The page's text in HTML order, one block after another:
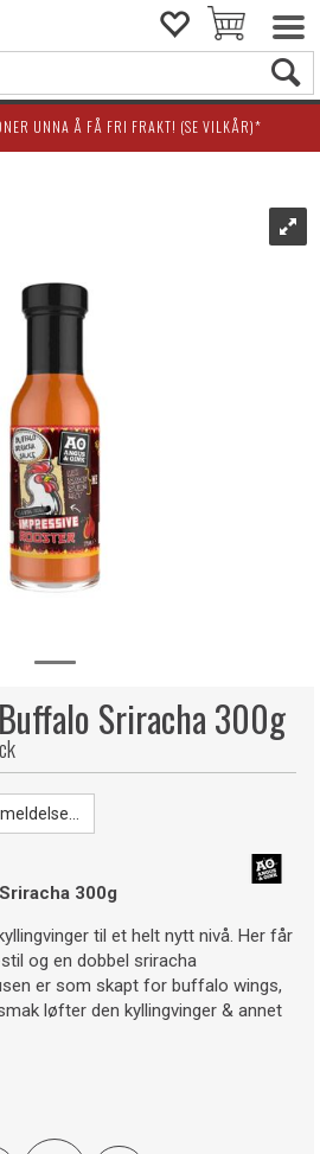
UNNA Å FÅ FRI FRAKT! (SE VILKÅR)*
Sriracha 300g
300g
til et helt nytt nivå. Her får
og en dobbel sriracha
er som skapt for buffalo wings,
løfter den kyllingvinger & annet